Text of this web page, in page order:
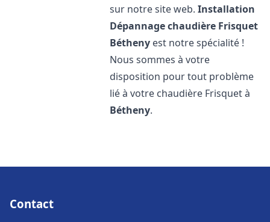
sur notre site web.Installation
Dépannage chaudière Frisquet
Bétheny est notre spécialité !
Nous sommes à votre
disposition pour tout problème
lié à votre chaudière Frisquet à
Bétheny.
Contact